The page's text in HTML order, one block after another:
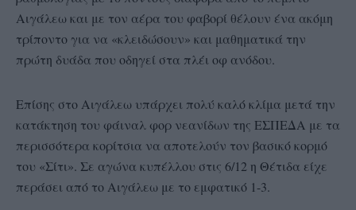
Αιγάλεω και με τον αέρα του φαβορί θέλουν ένα ακόμη
τρίποντο για να «κλειδώσουν» και μαθηματικά την
πρώτη δυάδα που οδηγεί στα πλέι οφ ανόδου.
Επίσης στο Αιγάλεω υπάρχει πολύ καλό κλίμα μετά την
κατάκτηση του φάιναλ φορ νεανίδων της ΕΣΠΕΔΑ με τα
περισσότερα κορίτσια να αποτελούν τον βασικό κορμό
του «Σίτι». Σε αγώνα κυπέλλου στις 6/12 η Θέτιδα είχε
περάσει από το Αιγάλεω με το εμφατικό 1-3.